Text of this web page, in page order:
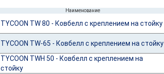
Наименование
TYCOON TW 80 - Ковбелл с креплением на стойку
TYCOON TW-65 - Ковбелл с креплением на стойку
TYCOON TWH 50 - Ковбелл с креплением на
стойку